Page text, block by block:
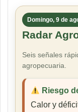
Domingo, 9 de
Radar
Seis señales
agropecuaria.
Riesgo
Calor y